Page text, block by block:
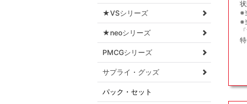
★VSシリーズ
★neoシリーズ
PMCGシリーズ
サプライ・グッズ
パック・セット
※
※